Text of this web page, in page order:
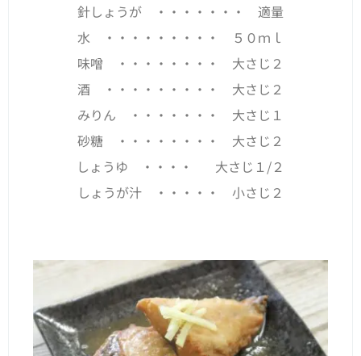
針しょうが ・・・・・・・ 適量
水 ・・・・・・・・・ ５０ｍｌ
味噌 ・・・・・・・・ 大さじ２
酒 ・・・・・・・・・ 大さじ２
みりん ・・・・・・・ 大さじ１
砂糖 ・・・・・・・・ 大さじ２
しょうゆ ・・・・ 大さじ１/２
しょうが汁 ・・・・・ 小さじ２